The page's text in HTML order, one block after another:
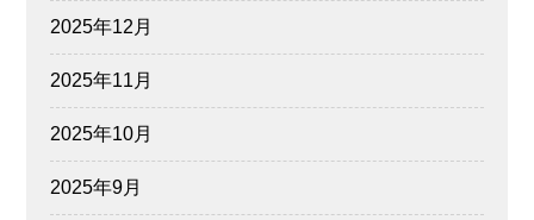
2025年12月
2025年11月
2025年10月
2025年9月